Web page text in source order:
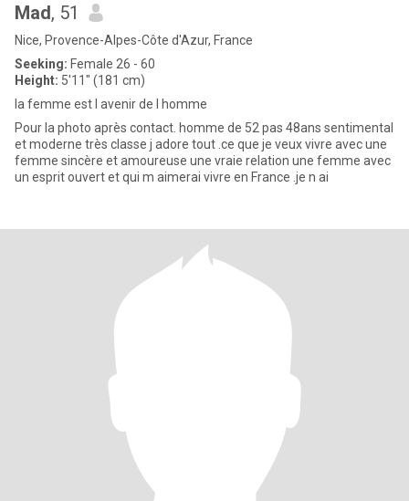
Mad, 51
Nice, Provence-Alpes-Côte d'Azur, France
Seeking: Female 26 - 60
Height: 5'11" (181 cm)
la femme est l avenir de l homme
Pour la photo après contact. homme de 52 pas 48ans sentimental
et moderne très classe j adore tout .ce que je veux vivre avec une
femme sincère et amoureuse une vraie relation une femme avec
un esprit ouvert et qui m aimerai vivre en France .je n ai